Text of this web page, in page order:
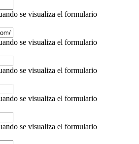
se visualiza el formulario
se visualiza el formulario
se visualiza el formulario
se visualiza el formulario
se visualiza el formulario